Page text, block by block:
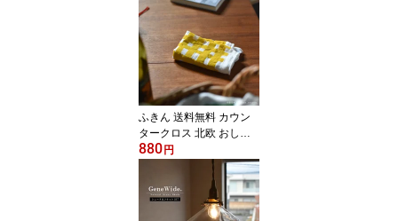
高さ11.5cmフラワーベー
ス 花束 生け花 花器 モダ
ンpond ポンド
ふきん 送料無料 カウン
タークロス 北欧 おしゃ
れ日本製 かや生地大判ふ
きん長方形サイズキッチ
ンクロス 布巾 キッチン
雑貨 キッチン用品 台拭
き デザイン 蚊帳生地ふ
880 円